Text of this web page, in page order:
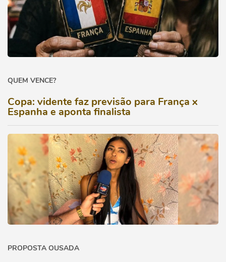
QUEM VENCE?
Copa: vidente faz previsão para França x
Espanha e aponta finalista
PROPOSTA OUSADA